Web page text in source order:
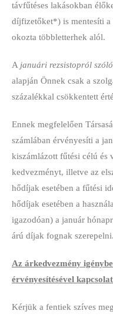
távfűtéses lakásokban
díjfizetőket*) is mentesíti a
okozta többletterhek alól.
A januári rezsistopról
alapján Önnek csak a
százalékkal csökkentett
Ennek megfelelően
számlában érvényesíti a
kiszámlázott fűtési célú és
kedvezményt, illetve az
hődíjak esetében a fűtési
hődíjak esetében a
igazodóan) a január
árú díjak fognak szerepelni.
Az árkedvezmény
érvényesítésével
Kérjük a fentiek szíves